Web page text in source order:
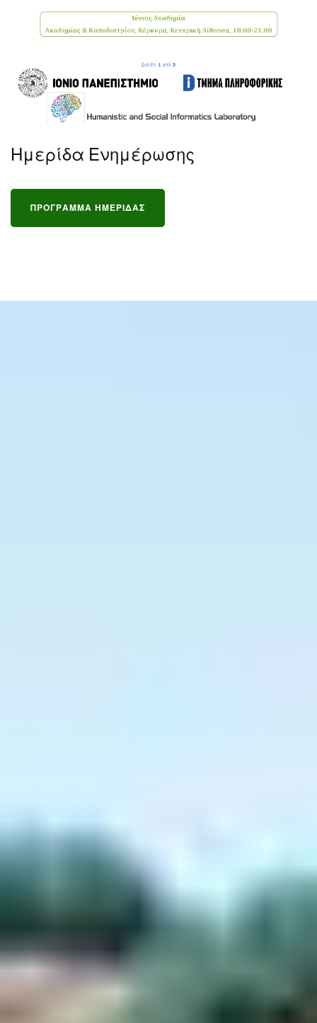
Ημερίδα Ενημέρωσης
ΠΡΟΓΡΑΜΜΑ ΗΜΕΡΙΔΑΣ